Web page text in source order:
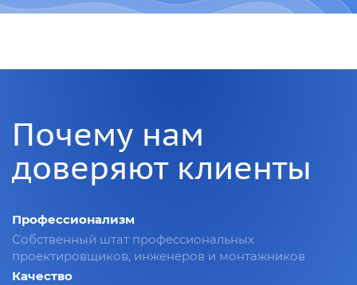
Почему нам
доверяют клиенты
Профессионализм
Собственный штат профессиональных
проектировщиков, инженеров и монтажников
Качество